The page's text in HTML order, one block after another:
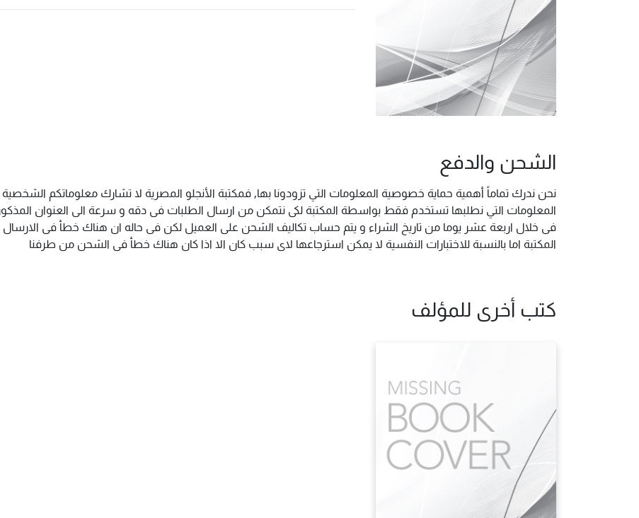
الشحن والدفع
نحن ندرك تماماً أهمية حماية خصوصية المعلومات التي تزودونا بها, فمكتبة الأنجلو المصرية لا تشارك معلوماتكم
المعلومات التي نطلبها تستخدم فقط بواسطة المكتبة لكى نتمكن من ارسال الطلبات فى دقه و سرعة الى العنوان
فى خلال اربعة عشر يوما من تاريخ الشراء و يتم حساب تكاليف الشحن على العميل لكن فى حاله ان هناك خطأ فى الارسال
المكتبة اما بالنسبة للاختبارات النفسية لا يمكن استرجاعها لاى سبب كان الا اذا كان هناك خطأ فى الشحن من طرفنا
كتب أخرى للمؤلف